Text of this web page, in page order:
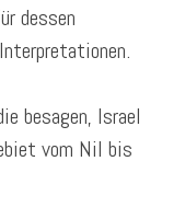
dessen
besagen, Israel
vom Nil bis